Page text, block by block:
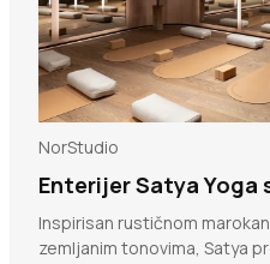
NorStudio
Enterijer Satya Yoga
Inspirisan rustičnom
zemljanim tonovima, Satya